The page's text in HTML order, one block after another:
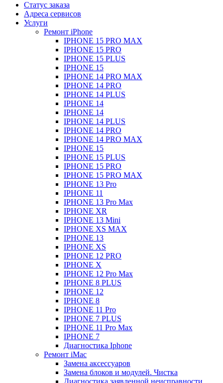
Статус заказа
Адреса сервисов
Услуги
Ремонт iPhone
IPHONE 15 PRO MAX
IPHONE 15 PRO
IPHONE 15 PLUS
IPHONE 15
IPHONE 14 PRO MAX
IPHONE 14 PRO
IPHONE 14 PLUS
IPHONE 14
IPHONE 14
IPHONE 14 PLUS
IPHONE 14 PRO
IPHONE 14 PRO MAX
IPHONE 15
IPHONE 15 PLUS
IPHONE 15 PRO
IPHONE 15 PRO MAX
IPHONE 13 Pro
IPHONE 11
IPHONE 13 Pro Max
IPHONE XR
IPHONE 13 Mini
IPHONE XS MAX
IPHONE 13
IPHONE XS
IPHONE 12 PRO
IPHONE X
IPHONE 12 Pro Max
IPHONE 8 PLUS
IPHONE 12
IPHONE 8
IPHONE 11 Pro
IPHONE 7 PLUS
IPHONE 11 Pro Max
IPHONE 7
Диагностика Iphone
Ремонт iMac
Замена аксессуаров
Замена блоков и модулей. Чистка
Диагностика заявленной неисправности